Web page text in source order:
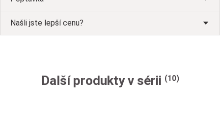
Našli jste lepší cenu?
Další produkty v sérii (10)